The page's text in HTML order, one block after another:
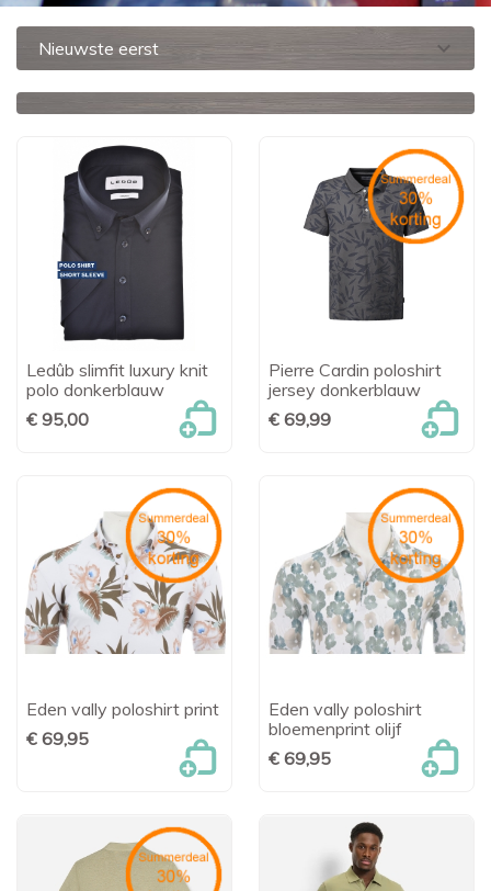
Nieuwste eerst expand_more
Ledûb slimfit luxury knit
polo donkerblauw
€ 95,00
Pierre Cardin poloshirt
jersey donkerblauw
€ 69,99
Eden vally poloshirt print
€ 69,95
Eden vally poloshirt
bloemenprint olijf
€ 69,95